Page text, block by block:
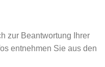
zur Beantwortung Ihrer
entnehmen Sie aus den